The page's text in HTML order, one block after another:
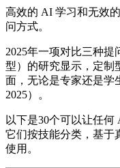
高效的 AI 学习和无效
问方式。
2025年一项对比三种提
型）的研究显示，定制
面，无论是专家还是学
2025）。
以下是30个可以让任何
它们按技能分类，基于
使用。